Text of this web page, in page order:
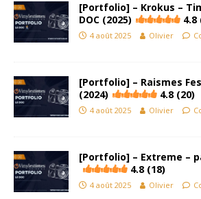
[Portfolio] – Krokus –
DOC (2025)
4.8
4 août 2025 Olivier
[Portfolio] – Raismes
(2024)
4.8 (20)
4 août 2025 Olivier
[Portfolio] – Extreme –
4.8 (18)
4 août 2025 Olivier